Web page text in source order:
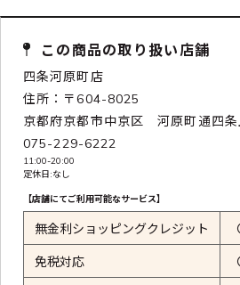
この商品の取り扱い店舗
四条河原町店
住所：〒604-8025
京都府京都市中京区 河原町通四条
075-229-6222
11:00-20:00
定休日:なし
【店舗にてご利用可能なサービス】
無金利ショッピングクレジット
免税対応